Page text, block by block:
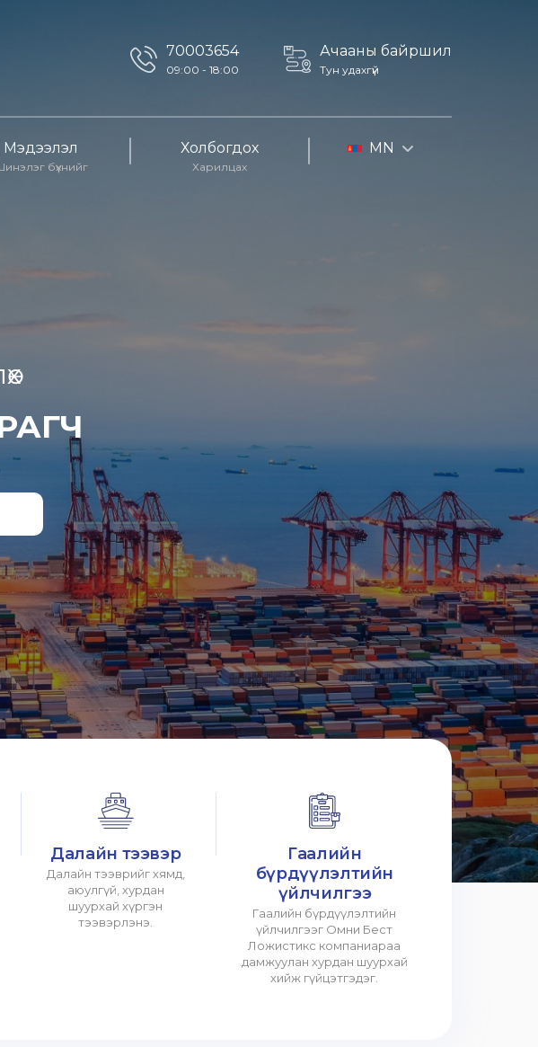
70003654
09:00 - 18:00
Ачааны байршил
Тун удахгүй
Мэдээлэл
бүхнийг
Холбогдох
Харилцах
MN
Далайн тээвэр
Далайн тээврийг хямд,
аюулгүй, хурдан
шуурхай хүргэн
тээвэрлэнэ.
Гаалийн
бүрдүүлэлтийн
үйлчилгээ
Гаалийн бүрдүүлэлтийн
үйлчилгээг Омни Бест
Ложистикс компаниараа
дамжуулан хурдан шуурхай
хийж гүйцэтгэдэг.